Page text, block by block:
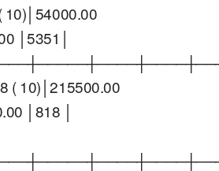
10)│54000.00
│5351│
( 10)│215500.00
│818 │